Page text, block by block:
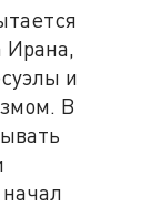
Ирана,
и
В